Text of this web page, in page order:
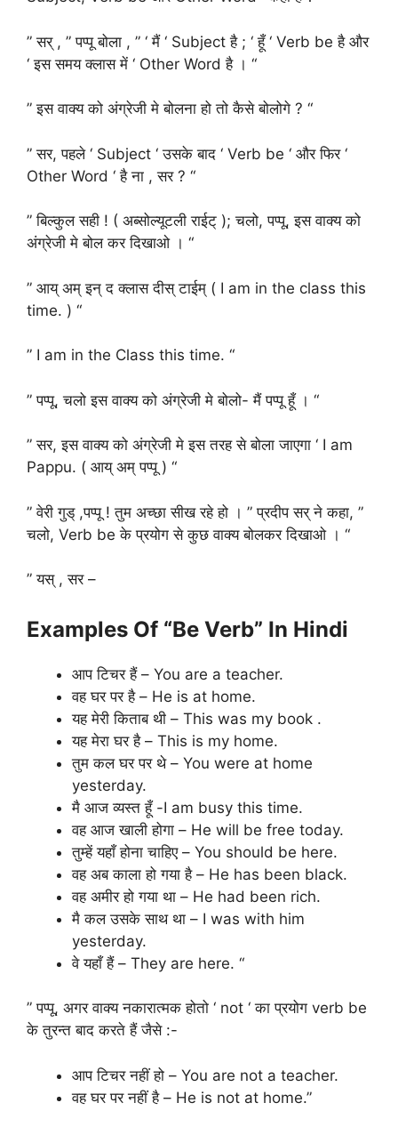
” सर् , ” पप्पू बोला , ” ‘ मैं ‘ Subject है ; ‘ हूँ ‘ Verb be है और
‘ इस समय क्लास में ‘ Other Word है । “
” इस वाक्य को अंग्रेजी मे बोलना हो तो कैसे बोलोगे ? “
” सर, पहले ‘ Subject ‘ उसके बाद ‘ Verb be ‘ और फिर ‘
Other Word ‘ है ना , सर ? “
” बिल्कुल सही ! ( अब्सोल्यूटली राईट् ); चलो, पप्पू, इस वाक्य को
अंग्रेजी मे बोल कर दिखाओ । “
” आय् अम् इन् द क्लास दीस् टाईम् ( I am in the class this
time. ) “
” I am in the Class this time. “
” पप्पू, चलो इस वाक्य को अंग्रेजी मे बोलो- मैं पप्पू हूँ । “
” सर, इस वाक्य को अंग्रेजी मे इस तरह से बोला जाएगा ‘ I am
Pappu. ( आय् अम् पप्पू ) “
” वेरी गुड् ,पप्पू ! तुम अच्छा सीख रहे हो । ” प्रदीप सर् ने कहा, ”
चलो, Verb be के प्रयोग से कुछ वाक्य बोलकर दिखाओ । “
” यस् , सर –
Examples Of “Be Verb” In Hindi
आप टिचर हैं – You are a teacher.
वह घर पर है – He is at home.
यह मेरी किताब थी – This was my book .
यह मेरा घर है – This is my home.
तुम कल घर पर थे – You were at home
yesterday.
मै आज व्यस्त हूँ -I am busy this time.
वह आज खाली होगा – He will be free today.
तुम्हें यहाँ होना चाहिए – You should be here.
वह अब काला हो गया है – He has been black.
वह अमीर हो गया था – He had been rich.
मै कल उसके साथ था – I was with him
yesterday.
वे यहाँ हैं – They are here. “
” पप्पू, अगर वाक्य नकारात्मक होतो ‘ not ‘ का प्रयोग verb be
के तुरन्त बाद करते हैं जैसे :-
आप टिचर नहीं हो – You are not a teacher.
वह घर पर नहीं है – He is not at home.”